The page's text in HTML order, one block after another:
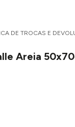
DE TROCAS E
Areia